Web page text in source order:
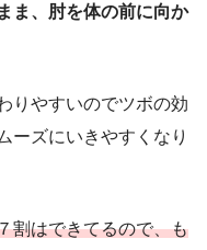
ま、肘を体の前に向か
りやすいのでツボの効
ーズにいきやすくなり
割はできてるので、も